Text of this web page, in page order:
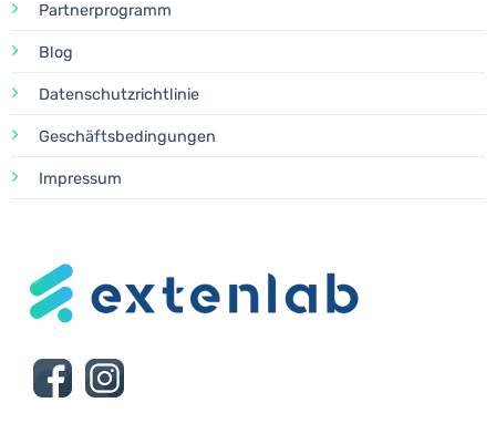
Partnerprogramm
Blog
Datenschutzrichtlinie
Geschäftsbedingungen
Impressum